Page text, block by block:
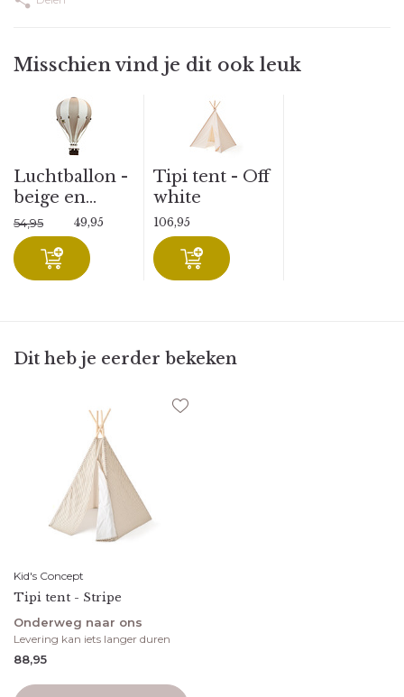
Misschien vind je dit ook leuk
Luchtballon -
beige en...
54,95 49,95
Tipi tent - Off
white
106,95
Dit heb je eerder bekeken
Kid's Concept
Tipi tent - Stripe
Onderweg naar ons
Levering kan iets langer duren
88,95